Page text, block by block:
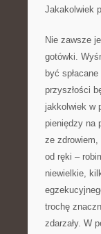
Jakakolwiek
Nie zawsze
gotówki.
być
przyszłości
jakkolwiek w
pieniędzy na
ze
od ręki –
niewielkie,
trochę
zdarzały. W